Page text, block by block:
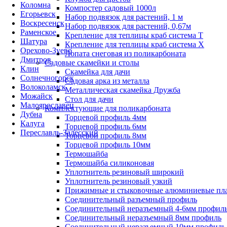
Коломна
Егорьевск
Воскресенск
Раменское
Шатура
Орехово-Зуево
Дмитров
Клин
Солнечногорск
Волоколамск
Можайск
Малоярославец
Дубна
Калуга
Переславль-Залесский
Компостер садовый 1000л
Набор подвязок для растений, 1 м
Набор подвязок для растений, 0,67м
Крепление для теплицы краб система Т
Крепление для теплицы краб система Х
Лопата снеговая из поликарбоната
Садовые скамейки и столы
Скамейка для дачи
Садовая арка из металла
Металлическая скамейка Дружба
Стол для дачи
Комплектующие для поликарбоната
Торцевой профиль 4мм
Торцевой профиль 6мм
Торцевой профиль 8мм
Торцевой профиль 10мм
Термошайба
Термошайба силиконовая
Уплотнитель резиновый широкий
Уплотнитель резиновый узкий
Прижимные и стыковочные алюминиевые
Соединительный разъемный профиль
Соединительный неразъемный 4-6мм
Соединительный неразъемный 8мм профиль